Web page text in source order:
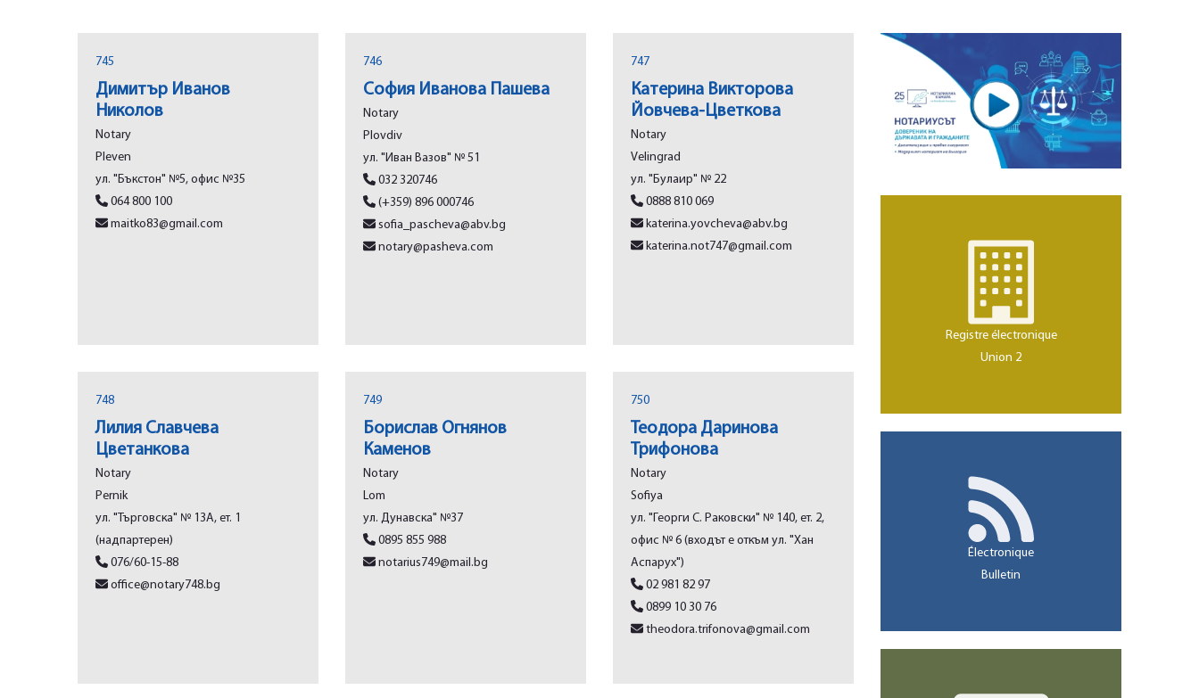
745
Димитър Иванов
Николов
Notary
Plеvеn
ул. "Бъкстон" №5, офис №35
064 800 100
maitko83@gmail.com
746
София Иванова Пашева
Notary
Plovdiv
ул. "Иван Вазов" № 51
032 320746
(+359) 896 000746
sofia_pascheva@abv.bg
notary@pasheva.com
747
Катерина Викторова
Йовчева-Цветкова
Notary
Vеlingrad
ул. "Булаир" № 22
0888 810 069
katerina.yovcheva@abv.bg
katerina.not747@gmail.com
748
Лилия Славчева
Цветанкова
Notary
Pеrnik
ул. "Търговска" № 13А, ет. 1
(надпартерен)
076/60-15-88
office@notary748.bg
749
Борислав Огнянов
Каменов
Notary
Lom
ул. Дунавска" №37
0895 855 988
notarius749@mail.bg
750
Теодора Даринова
Трифонова
Notary
Sofiya
ул. "Георги С. Раковски" № 140, ет. 2,
офис № 6 (входът е откъм ул. "Хан
Аспарух")
02 981 82 97
0899 10 30 76
theodora.trifonova@gmail.com
Registre électronique
Union 2
Électronique
Bulletin